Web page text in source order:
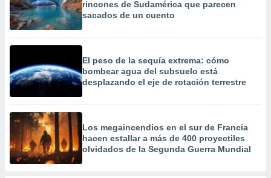
rincones de Sudamérica que parecen
sacados de un cuento
El peso de la sequía extrema: cómo
bombear agua del subsuelo está
desplazando el eje de rotación terrestre
Los megaincendios en el sur de Francia
hacen estallar a más de 400 proyectiles
olvidados de la Segunda Guerra Mundial